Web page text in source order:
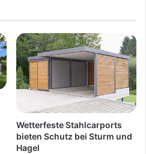
Wetterfeste Stahlcarports
bieten Schutz bei Sturm und
Hagel